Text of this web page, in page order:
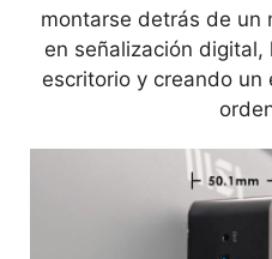
montarse detrás de un
en señalización
escritorio y creando